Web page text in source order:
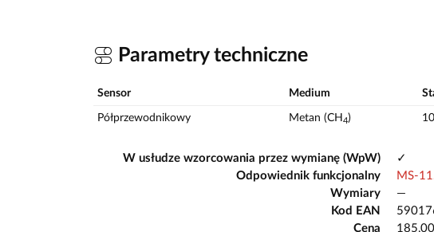
Parametry techniczne
Sensor Medium
Półprzewodnikowy Metan (CH 4)
W usłudze wzorcowania przez wymianę (WpW)
✓
Odpowiednik funkcjonalny
MS-
Wymiary
—
Kod EAN
Cena
185,00